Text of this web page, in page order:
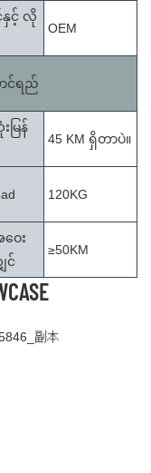
နှင့် လို
OEM
ာင်ရည်
မြန်
45 KM ရှိတာပဲ။
120KG
ေး
င်
≥50KM